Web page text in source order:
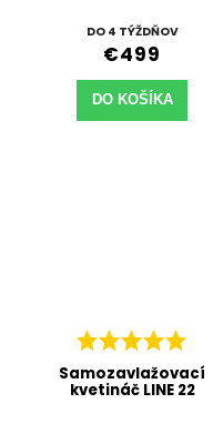
DO 4 TÝŽDŇOV
€499
DO KOŠÍKA
Samozavlažovací
kvetináč LINE 22